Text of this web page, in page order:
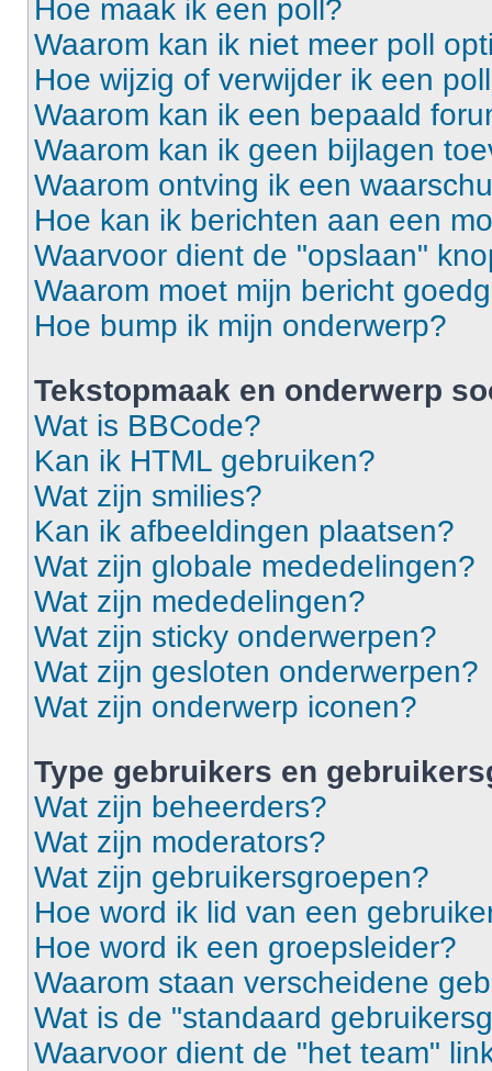
Hoe maak ik een poll?
Waarom kan ik niet meer poll
Hoe wijzig of verwijder ik een
Waarom kan ik een bepaald
Waarom kan ik geen bijlagen
Waarom ontving ik een
Hoe kan ik berichten aan een
Waarvoor dient de "opslaan"
Waarom moet mijn bericht
Hoe bump ik mijn onderwerp?
Tekstopmaak en onderwerp
Wat is BBCode?
Kan ik HTML gebruiken?
Wat zijn smilies?
Kan ik afbeeldingen plaatsen?
Wat zijn globale mededelingen?
Wat zijn mededelingen?
Wat zijn sticky onderwerpen?
Wat zijn gesloten onderwerpen?
Wat zijn onderwerp iconen?
Type gebruikers en
Wat zijn beheerders?
Wat zijn moderators?
Wat zijn gebruikersgroepen?
Hoe word ik lid van een
Hoe word ik een groepsleider?
Waarom staan verscheidene
Wat is de "standaard
Waarvoor dient de "het team"